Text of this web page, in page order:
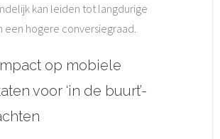
kan leiden tot langdurige
een hogere conversiegraad.
op mobiele
voor ‘in de buurt’-